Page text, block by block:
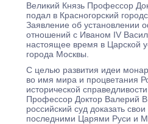
Великий Князь Профессор
подал в Красногорский
Заявление об установлении
отношений с Иваном IV
настоящее время в Царской
города Москвы.
С целью развития идеи
во имя мира и процветания
исторической
Профессор Доктор Валерий
российский суд доказать
последними Царями Руси и